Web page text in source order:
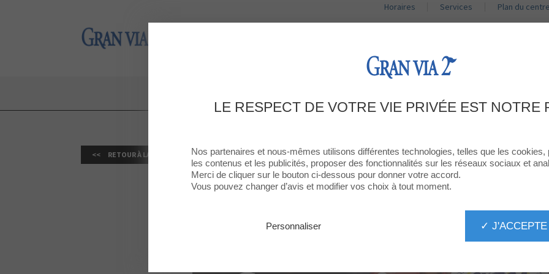
Gran Via 2
Horaires Services Plan du centre
GRAN VIA 2 EST SPONSOR PREMIUM DE LA
NOCTURNA!
RETOUR À LA LISTE
LE RESPECT DE VOTRE VIE PRIVÉE EST NOTRE
Nos partenaires et nous-mêmes utilisons différentes technologies, telles que les cookies,
les contenus et les publicités, proposer des fonctionnalités sur les réseaux sociaux et
Merci de cliquer sur le bouton ci-dessous pour donner votre accord.
Vous pouvez changer d’avis et modifier vos choix à tout moment.
✓ J'ACCEPTE
Personnaliser